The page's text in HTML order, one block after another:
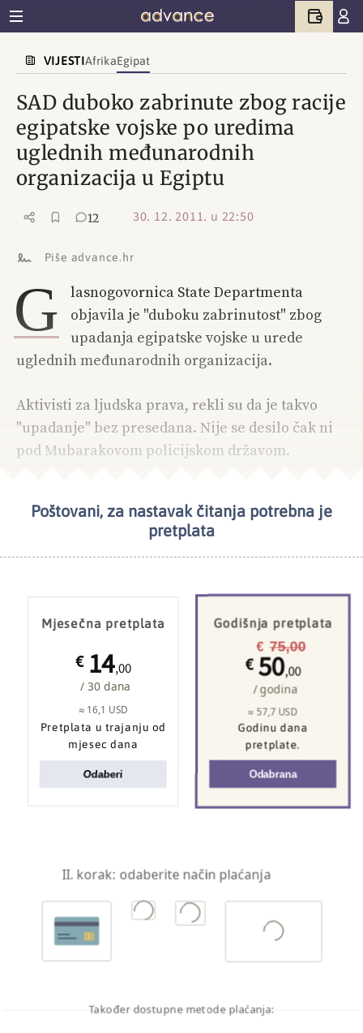
VIJESTIAfrikaEgipat
SAD duboko zabrinute zbog racije
egipatske vojske po uredima
uglednih međunarodnih
organizacija u Egiptu
12 30. 12. 2011. u 22:50
Piše advance.hr
G
lasnogovornica State Departmenta
objavila je "duboku zabrinutost" zbog
upadanja egipatske vojske u urede
uglednih međunarodnih organizacija.
Aktivisti za ljudska prava, rekli su da je takvo
"upadanje" bez presedana. Nije se desilo čak ni
pod Mubarakovom policijskom državom.
Poštovani, za nastavak čitanja potrebna je
pretplata
Mjesečna pretplata
€ 14,00
/ 30 dana
≈ 16,1 USD
Pretplata u trajanju od
mjesec dana
Odaberi
Godišnja pretplata
€ 75,00
€ 50,00
/ godina
≈ 57,7 USD
Godinu dana
pretplate.
Odabrana
II. korak: odaberite način plaćanja
Također dostupne metode plaćanja: